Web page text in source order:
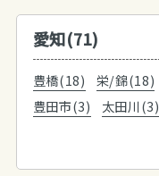
愛知(71)
豊橋(18) 栄/錦(18)
豊田市(3)
太田川(3)